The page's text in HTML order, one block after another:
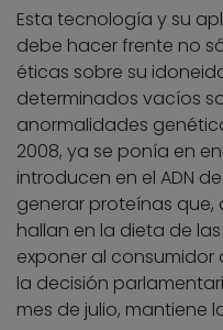
Esta tecnología y su
debe hacer frente no
éticas sobre su
determinados vacíos
anormalidades
2008, ya se ponía en
introducen en el ADN
generar proteínas que,
hallan en la dieta de
exponer al consumidor
la decisión
mes de julio, mantiene